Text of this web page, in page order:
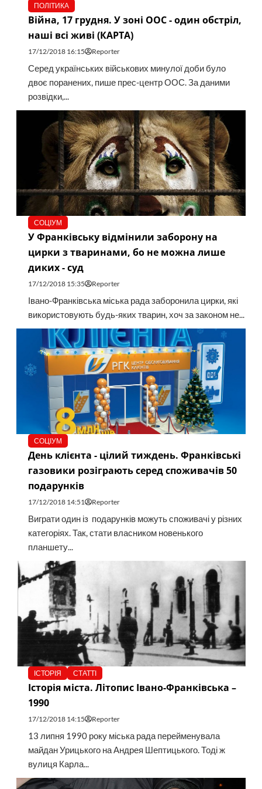
ПОЛІТИКА
Війна, 17 грудня. У зоні ООС - один обстріл,
наші всі живі (КАРТА)
17/12/2018 16:15 Reporter
Серед українських військових минулої доби було
двоє поранених, пише прес-центр ООС. За даними
розвідки,...
СОЦІУМ
У Франківську відмінили заборону на
цирки з тваринами, бо не можна лише
диких - суд
17/12/2018 15:35 Reporter
Івано-Франківська міська рада заборонила цирки, які
використовують будь-яких тварин, хоч за законом не...
СОЦІУМ
День клієнта - цілий тиждень. Франківські
газовики розіграють серед споживачів 50
подарунків
17/12/2018 14:51 Reporter
Виграти один із подарунків можуть споживачі у різних
категоріях. Так, стати власником новенького
планшету...
ІСТОРІЯ СТАТТІ
Історія міста. Літопис Івано-Франківська –
1990
17/12/2018 14:15 Reporter
13 липня 1990 року міська рада перейменувала
майдан Урицького на Андрея Шептицького. Тоді ж
вулиця Карла...